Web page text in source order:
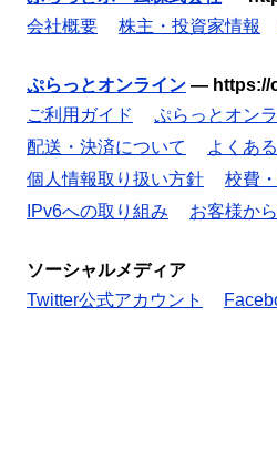
会社概要
株主・投資家情報
ぷらっとオンライン — https://
ご利用ガイド
ぷらっとオン
配送・決済について
よくあ
個人情報取り扱い方針
校費
IPv6への取り組み
お客様か
ソーシャルメディア
Twitter公式アカウント